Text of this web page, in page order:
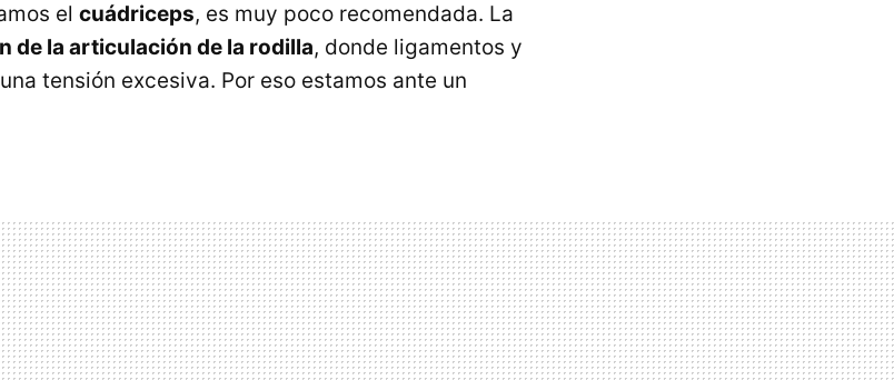
el cuádriceps, es muy poco recomendada. La
de la articulación de la rodilla, donde ligamentos y
tensión excesiva. Por eso estamos ante un